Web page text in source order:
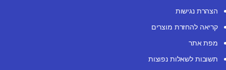
הצהרת נגישות
קריאה להחזרת מוצרים
מפת אתר
תשובות לשאלות נפוצות